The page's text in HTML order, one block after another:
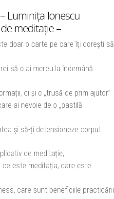
lei.
Luminița Ionescu
meditație –
doar o carte pe care îți dorești să
să o ai mereu la îndemână.
ci și o „trusă de prim ajutor”
ai nevoie de o „pastilă
și să-ți detensioneze corpul.
de meditație,
este meditația, care este
care sunt beneficiile practicării